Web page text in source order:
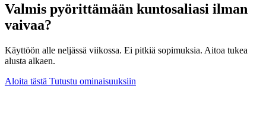
Valmis pyörittämään kuntosaliasi ilman
vaivaa?
Käyttöön alle neljässä viikossa. Ei pitkiä sopimuksia. Aitoa tukea
alusta alkaen.
Aloita tästä Tutustu ominaisuuksiin